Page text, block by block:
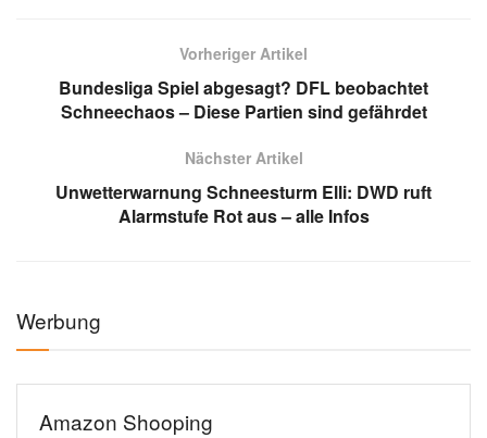
Vorheriger Artikel
Bundesliga Spiel abgesagt? DFL beobachtet
Schneechaos – Diese Partien sind gefährdet
Nächster Artikel
Unwetterwarnung Schneesturm Elli: DWD ruft
Alarmstufe Rot aus – alle Infos
Werbung
Amazon Shooping